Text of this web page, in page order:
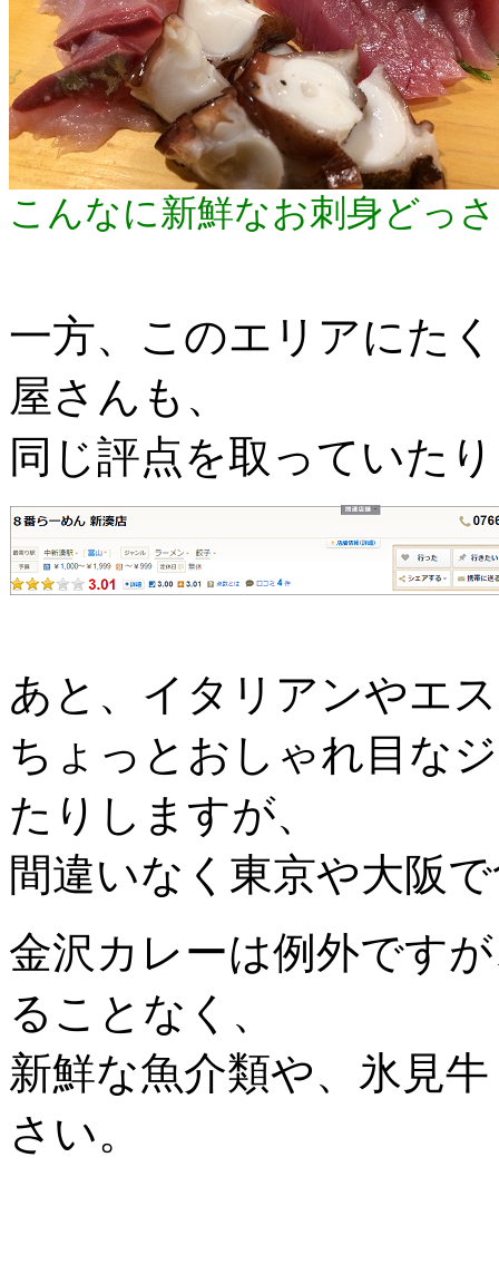
こんなに新鮮なお刺身どっ
一方、このエリアにた
屋さんも、
同じ評点を取っていた
あと、イタリアンやエ
ちょっとおしゃれ目な
たりしますが、
間違いなく東京や大阪
金沢カレーは例外です
ることなく、
新鮮な魚介類や、氷見
さい。